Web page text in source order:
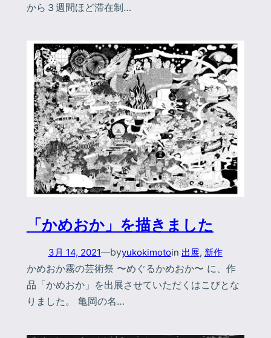
から３週間ほど滞在制…
「かめおか」を描きました
3月 14, 2021—byyukokimotoin 出展, 新作
かめおか霧の芸術祭 〜めぐるかめおか〜 に、作
品「かめおか」を出展させていただくはこびとな
りました。 亀岡の名…